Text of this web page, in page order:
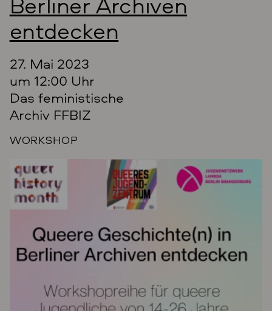
entdecken
27. Mai 2023
um 12:00 Uhr
Das feministische
Archiv FFBIZ
WORKSHOP